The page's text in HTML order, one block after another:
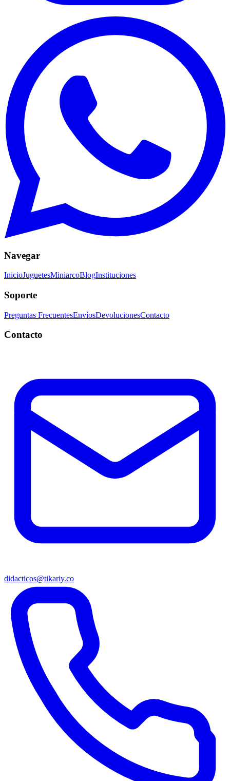
Navegar
InicioJuguetesMiniarcoBlogInstituciones
Soporte
Preguntas FrecuentesEnvíosDevolucionesContacto
Contacto
didacticos@tikariy.co